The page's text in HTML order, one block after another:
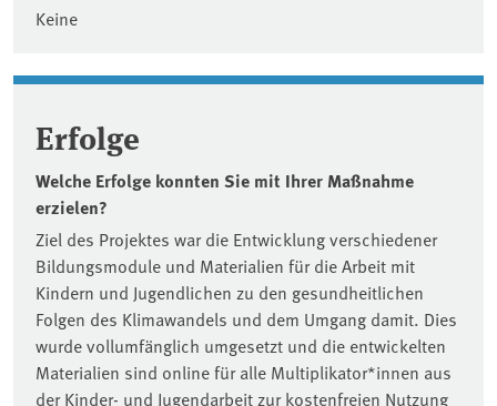
Keine
Erfolge
Welche Erfolge konnten Sie mit Ihrer Maßnahme
erzielen?
Ziel des Projektes war die Entwicklung verschiedener
Bildungsmodule und Materialien für die Arbeit mit
Kindern und Jugendlichen zu den gesundheitlichen
Folgen des Klimawandels und dem Umgang damit. Dies
wurde vollumfänglich umgesetzt und die entwickelten
Materialien sind online für alle Multiplikator*innen aus
der Kinder- und Jugendarbeit zur kostenfreien Nutzung